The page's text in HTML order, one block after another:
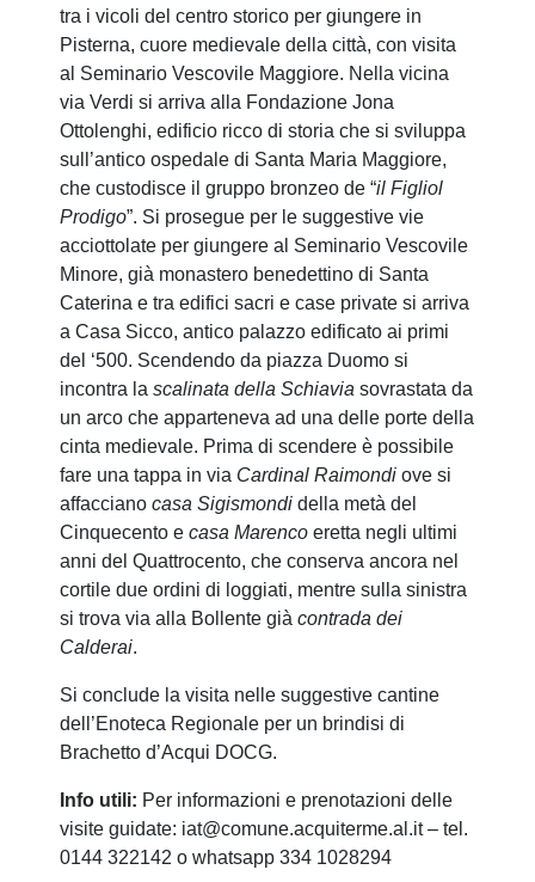
tra i vicoli del centro storico per giungere in
Pisterna, cuore medievale della città, con visita
al Seminario Vescovile Maggiore. Nella vicina
via Verdi si arriva alla Fondazione Jona
Ottolenghi, edificio ricco di storia che si sviluppa
sull’antico ospedale di Santa Maria Maggiore,
che custodisce il gruppo bronzeo de “il Figliol
Prodigo”. Si prosegue per le suggestive vie
acciottolate per giungere al Seminario Vescovile
Minore, già monastero benedettino di Santa
Caterina e tra edifici sacri e case private si arriva
a Casa Sicco, antico palazzo edificato ai primi
del ‘500. Scendendo da piazza Duomo si
incontra la scalinata della Schiavia sovrastata da
un arco che apparteneva ad una delle porte della
cinta medievale. Prima di scendere è possibile
fare una tappa in via Cardinal Raimondi ove si
affacciano casa Sigismondi della metà del
Cinquecento e casa Marenco eretta negli ultimi
anni del Quattrocento, che conserva ancora nel
cortile due ordini di loggiati, mentre sulla sinistra
si trova via alla Bollente già contrada dei
Calderai.
Si conclude la visita nelle suggestive cantine
dell’Enoteca Regionale per un brindisi di
Brachetto d’Acqui DOCG.
Info utili: Per informazioni e prenotazioni delle
visite guidate: iat@comune.acquiterme.al.it– tel.
0144 322142 o whatsapp 334 1028294